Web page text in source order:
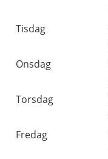
Tisdag
Onsdag
Torsdag
Fredag